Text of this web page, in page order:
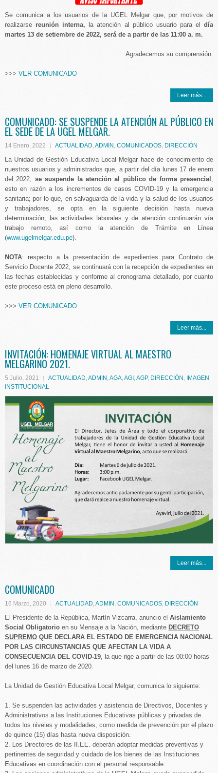
Se comunica a los usuarios de la UGEL Melgar que, por motivos de
realizarse reunión interna, la atención al público usuario para eldía
martes 13 de setiembre de 2022, será de a partir de las 11:00 a. m.
Agradecemos su comprensión.
>>> VER COMUNICADO
Leer más...
COMUNICADO: SE SUSPENDE LA ATENCIÓN AL PÚBLICO EN
EL SEDE DE LA UGEL MELGAR.
14 Enero, 2022 ACTUALIDAD,ADMIN , COMUNICADOS, DIRECCIÓN
La Unidad de Gestión Educativa Local Melgar hace de conocimiento de
nuestros usuarios y administrados que, a partir del día lunes 17 de enero
del 2022, se suspende la atención al público de forma presencial ,
esto en razón a los incrementos de casos COVID-19 y la emergencia
sanitaria; por lo que, en salvaguarda de la vida y la salud de los usuarios
y trabajadores, se opta en la siguiente decisión hasta nueva
determinación; las actividades laborales y de atención continuarán vía
trabajo remoto, así como la atención de Trámite en Línea
(www.ugelmelgar.edu.pe).
NOTA: respecto a la presentación de expedientes para Contrato de
Servicio Docente 2022, se continuará con la recepción de expedientes en
las fechas establecidas y conforme al cronograma detallado, por cuanto
este proceso está en pleno desarrollo.
>>> VER COMUNICADO
Leer más...
INVITACIÓN: HOMENAJE VIRTUAL AL MAESTRO
MELGARINO 2021.
5 Julio, 2021 ACTUALIDAD,ADMIN ,AGA,AGI ,AGP, DIRECCIÓN , IMAGEN
INSTITUCIONAL
Leer más...
COMUNICADO
16 Marzo, 2020 ACTUALIDAD,ADMIN , COMUNICADOS, DIRECCIÓN
El Presidente de la República, Martín Vizcarra, anuncio el Aislamiento
Social Obligatorio en su Mensaje a la Nación, mediante DECRETO
SUPREMO QUE DECLARA EL ESTADO DE EMERGENCIA NACIONAL
POR LAS CIRCUNSTANCIAS QUE AFECTAN LA VIDA A
CONSECUENCIA DEL COVID-19, la que rige a partir de las 00:00 horas
del lunes 16 de marzo de 2020.
La Unidad de Gestión Educativa Local Melgar, comunica lo siguiente:
1. Se suspenden las actividades y asistencia de Directivos, Docentes y
Administrativos a las Instituciones Educativas públicas y privadas de
todos los niveles y modalidades, como medida de prevención por el plazo
de quince (15) días hasta nueva disposición.
2. Los Directores de las II.EE. deberán adoptar medidas preventivas y
pertinentes de seguridad y cuidado de los bienes de las Instituciones
Educativas en coordinación con el personal responsable.